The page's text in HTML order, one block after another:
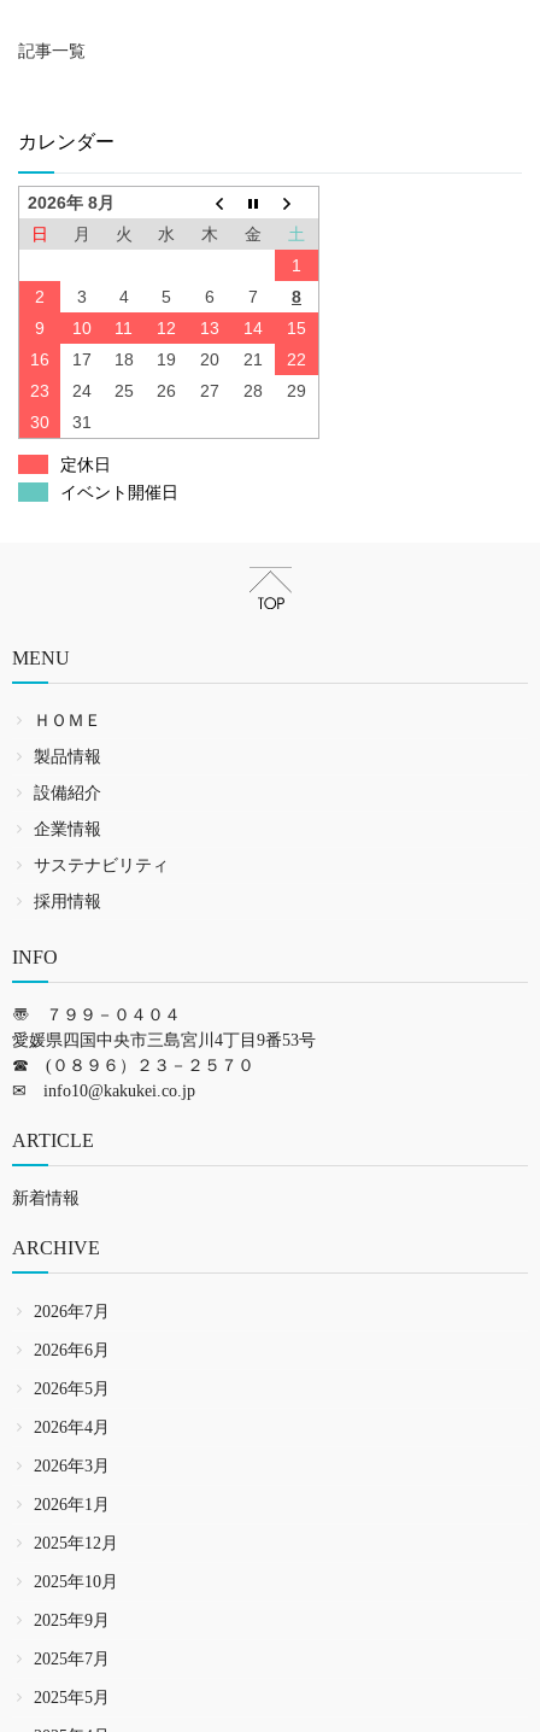
記事一覧
カレンダー
2026年 8月
日
月 火 水 木 金
土
1
2
3 4 5 6 7
8
9
10 11 12 13 14
15
16
17 18 19 20 21
22
23
24 25 26 27 28
29
30
31
定休日
イベント開催日
MENU
ＨＯＭＥ
製品情報
設備紹介
企業情報
サステナビリティ
採用情報
INFO
〠 ７９９－０４０４
愛媛県四国中央市三島宮川4丁目9番53号
☎ (０８９６）２３－２５７０
✉ info10@kakukei.co.jp
ARTICLE
新着情報
ARCHIVE
2026年7月
2026年6月
2026年5月
2026年4月
2026年3月
2026年1月
2025年12月
2025年10月
2025年9月
2025年7月
2025年5月